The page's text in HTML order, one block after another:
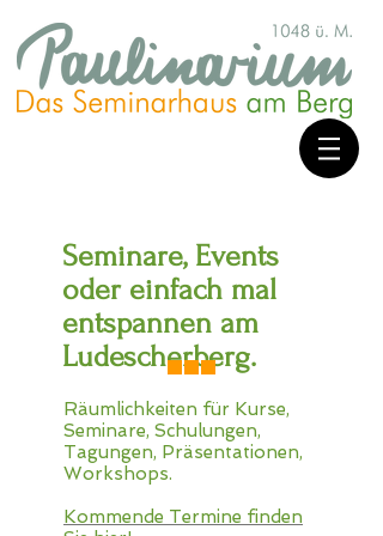
Seminare, Events
oder einfach mal
entspannen am
Ludescherberg.
Räumlichkeiten für Kurse,
Seminare, Schulungen,
Tagungen, Präsentationen,
Workshops.
Kommende Termine finden